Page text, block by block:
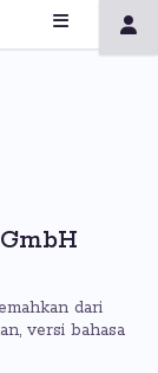
dari
versi bahasa